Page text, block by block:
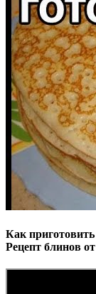
Как
Рецепт блинов